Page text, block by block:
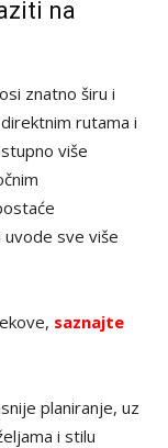
na
znatno širu i
rutama i
više
sve više
saznajte
planiranje, uz
i stilu